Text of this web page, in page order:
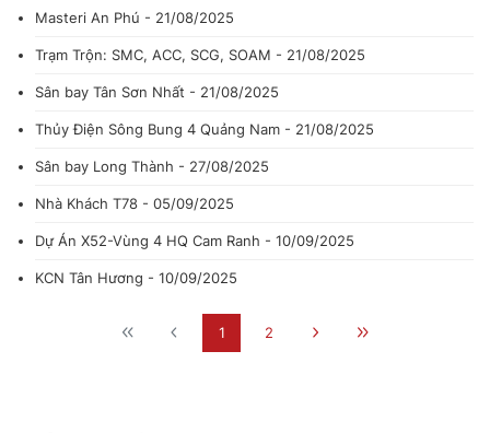
Masteri An Phú - 21/08/2025
Trạm Trộn: SMC, ACC, SCG, SOAM - 21/08/2025
Sân bay Tân Sơn Nhất - 21/08/2025
Thủy Điện Sông Bung 4 Quảng Nam - 21/08/2025
Sân bay Long Thành - 27/08/2025
Nhà Khách T78 - 05/09/2025
Dự Án X52-Vùng 4 HQ Cam Ranh - 10/09/2025
KCN Tân Hương - 10/09/2025
1 2